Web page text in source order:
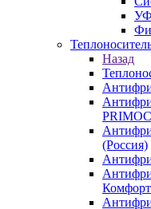
УФ
Назад
(Россия)